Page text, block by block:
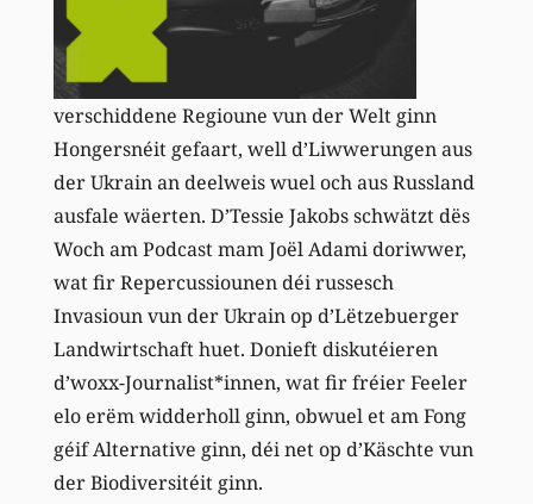
verschiddene Regioune vun der Welt ginn
Hongersnéit gefaart, well d’Liwwerungen aus
der Ukrain an deelweis wuel och aus Russland
ausfale wäerten. D’Tessie Jakobs schwätzt dës
Woch am Podcast mam Joël Adami doriwwer,
wat fir Repercussiounen déi russesch
Invasioun vun der Ukrain op d’Lëtzebuerger
Landwirtschaft huet. Donieft diskutéieren
d’woxx-Journalist*innen, wat fir fréier Feeler
elo erëm widderholl ginn, obwuel et am Fong
géif Alternative ginn, déi net op d’Käschte vun
der Biodiversitéit ginn.